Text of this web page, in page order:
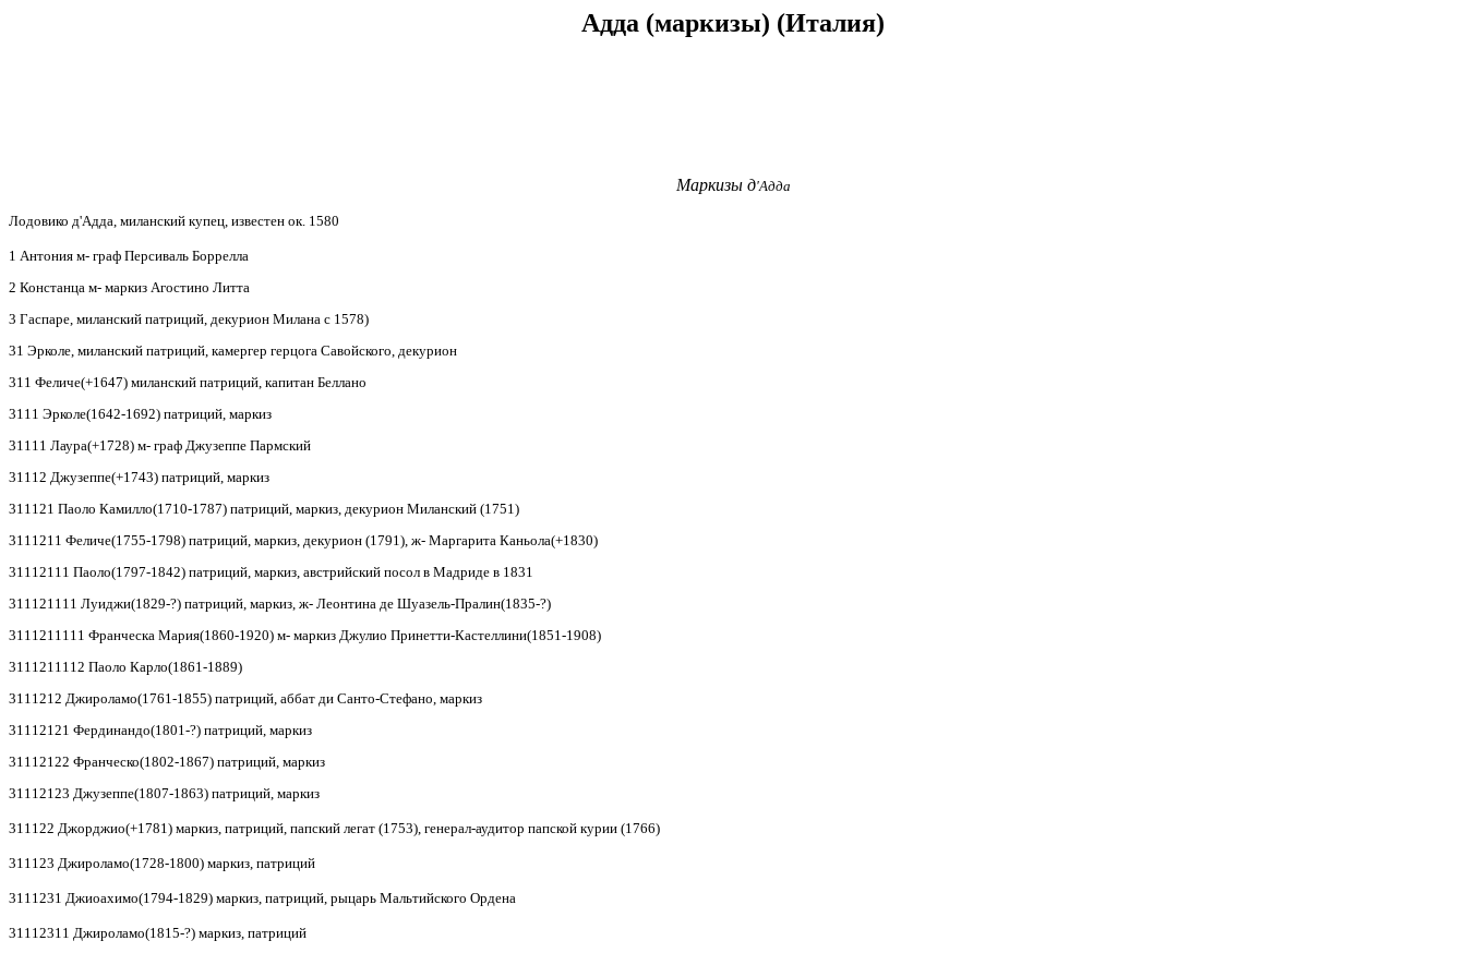
Адда (маркизы) (Италия)
Маркизы д'Адда
Лодовико д'Адда, миланский купец, известен ок. 1580
1 Антония м- граф Персиваль Боррелла
2 Констанца м- маркиз Агостино Литта
3 Гаспаре, миланский патриций, декурион Милана с 1578)
31 Эрколе, миланский патриций, камергер герцога Савойского, декурион
311 Феличе(+1647) миланский патриций, капитан Беллано
3111 Эрколе(1642-1692) патриций, маркиз
31111 Лаура(+1728) м- граф Джузеппе Пармский
31112 Джузеппе(+1743) патриций, маркиз
311121 Паоло Камилло(1710-1787) патриций, маркиз, декурион Миланский (1751)
3111211 Феличе(1755-1798) патриций, маркиз, декурион (1791), ж- Маргарита Каньола(+1830)
31112111 Паоло(1797-1842) патриций, маркиз, австрийский посол в Мадриде в 1831
311121111 Луиджи(1829-?) патриций, маркиз, ж- Леонтина де Шуазель-Пралин(1835-?)
3111211111 Франческа Мария(1860-1920) м- маркиз Джулио Принетти-Кастеллини(1851-1908)
3111211112 Паоло Карло(1861-1889)
3111212 Джироламо(1761-1855) патриций, аббат ди Санто-Стефано, маркиз
31112121 Фердинандо(1801-?) патриций, маркиз
31112122 Франческо(1802-1867) патриций, маркиз
31112123 Джузеппе(1807-1863) патриций, маркиз
311122 Джорджио(+1781) маркиз, патриций, папский легат (1753) , генерал-аудитор папской курии (1766)
311123 Джироламо(1728-1800) маркиз, патриций
3111231 Джиоахимо(1794-1829) маркиз, патриций, рыцарь Мальтийского Ордена
31112311 Джироламо(1815-?) маркиз, патриций